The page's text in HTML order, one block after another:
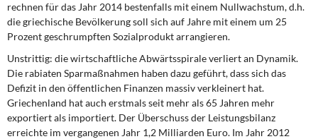
rechnen für das Jahr 2014 bestenfalls mit einem Nullwachstum, d.h.
die griechische Bevölkerung soll sich auf Jahre mit einem um 25
Prozent geschrumpften Sozialprodukt arrangieren.
Unstrittig: die wirtschaftliche Abwärtsspirale verliert an Dynamik.
Die rabiaten Sparmaßnahmen haben dazu geführt, dass sich das
Defizit in den öffentlichen Finanzen massiv verkleinert hat.
Griechenland hat auch erstmals seit mehr als 65 Jahren mehr
exportiert als importiert. Der Überschuss der Leistungsbilanz
erreichte im vergangenen Jahr 1,2 Milliarden Euro. Im Jahr 2012